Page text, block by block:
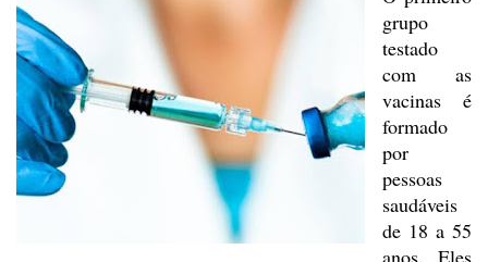
grupo
testado
com as
vacinas é
formado
por
pessoas
saudáveis
de 18 a 55